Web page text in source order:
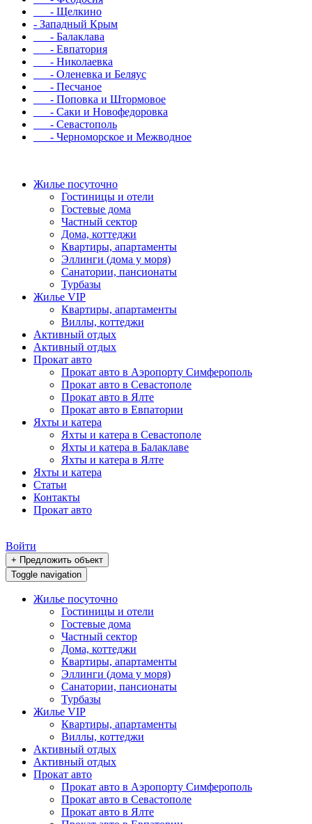
- Щелкино
- Западный Крым
- Балаклава
- Евпатория
- Николаевка
- Оленевка и Беляус
- Песчаное
- Поповка и Штормовое
- Саки и Новофедоровка
- Севастополь
- Черноморское и Межводное
Жилье посуточно
Гостиницы и отели
Гостевые дома
Частный сектор
Дома, коттеджи
Квартиры, апартаменты
Эллинги (дома у моря)
Санатории, пансионаты
Турбазы
Жилье VIP
Квартиры, апартаменты
Виллы, коттеджи
Активный отдых
Активный отдых
Прокат авто
Прокат авто в Аэропорту Симферополь
Прокат авто в Севастополе
Прокат авто в Ялте
Прокат авто в Евпатории
Яхты и катера
Яхты и катера в Севастополе
Яхты и катера в Балаклаве
Яхты и катера в Ялте
Яхты и катера
Статьи
Контакты
Прокат авто
Войти
+ Предложить объект
Toggle navigation
Жилье посуточно
Гостиницы и отели
Гостевые дома
Частный сектор
Дома, коттеджи
Квартиры, апартаменты
Эллинги (дома у моря)
Санатории, пансионаты
Турбазы
Жилье VIP
Квартиры, апартаменты
Виллы, коттеджи
Активный отдых
Активный отдых
Прокат авто
Прокат авто в Аэропорту Симферополь
Прокат авто в Севастополе
Прокат авто в Ялте